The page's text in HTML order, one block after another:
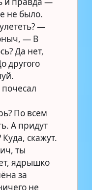
не было.
—
— В
Да нет,
другого
По всем
А придут
скажут.
ты
ядрышко
за
не